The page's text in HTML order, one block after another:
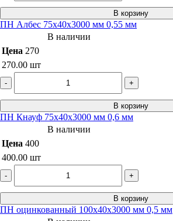
В корзину
ПН Албес 75х40х3000 мм 0,55 мм
В наличии
Цена 270
270.00 шт
- +
В корзину
ПН Кнауф 75х40х3000 мм 0,6 мм
В наличии
Цена 400
400.00 шт
- +
В корзину
ПН оцинкованный 100х40х3000 мм 0,5 мм